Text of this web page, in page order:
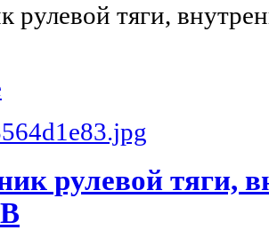
рулевой тяги,
рулевой тяги,